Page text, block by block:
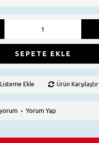
SEPETE EKLE
Ekle Ürün Karşılaştır
•Yorum Yap